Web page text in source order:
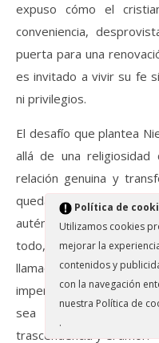
expuso cómo el
conveniencia,
puerta para una
es invitado a vivir su fe
ni privilegios.
El desafío que plantea
allá de una
relación genuina y
quedarse en la “buena
auténtico exige
todo, valentía. Esta
llamada a vivir en
imperfectos, luchan cada
sea una fachada, sino
trascendencia y el amor.
Política de
Utilizamos cookies
mejorar la
contenidos y
con la navegación
nuestra Política de
.